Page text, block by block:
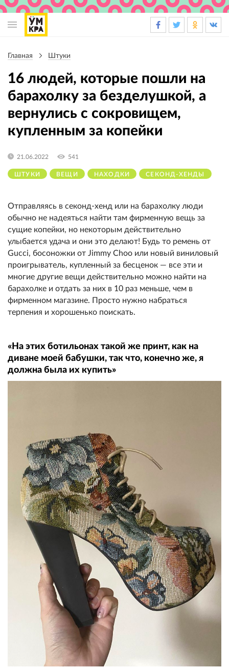
навигации
Главная Штуки
16 людей, которые пошли на
барахолку за безделушкой, а
вернулись с сокровищем,
купленным за копейки
ШТУКИ ВЕЩИ НАХОДКИ СЕКОНД-ХЕНДЫ
21.06.2022 541
Отправляясь в секонд-хенд или на барахолку люди
обычно не надеяться найти там фирменную вещь за
сущие копейки, но некоторым действительно
улыбается удача и они это делают! Будь то ремень от
Gucci, босоножки от Jimmy Choo или новый виниловый
проигрыватель, купленный за бесценок — все эти и
многие другие вещи действительно можно найти на
барахолке и отдать за них в 10 раз меньше, чем в
фирменном магазине. Просто нужно набраться
терпения и хорошенько поискать.
«На этих ботильонах такой же принт, как на
диване моей бабушки, так что, конечно же, я
должна была их купить»